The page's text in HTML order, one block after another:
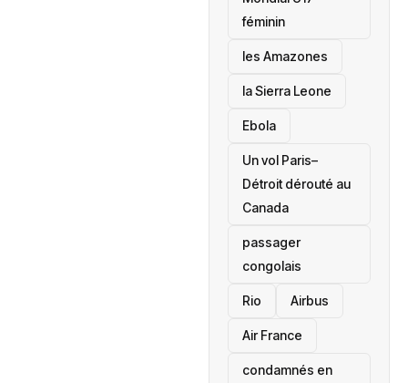
féminin
les Amazones
la Sierra Leone
‎Ebola
Un vol Paris–
Détroit dérouté au
Canada
passager
congolais
Rio Airbus
Air France
condamnés en